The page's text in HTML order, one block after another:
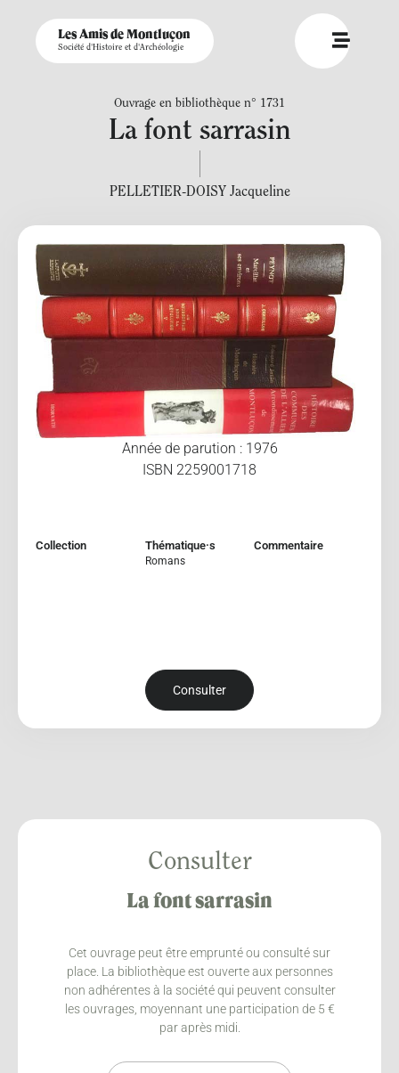
Les Amis de Montluçon
Société d'Histoire et d'Archéologie
Ouvrage en bibliothèque n° 1731
La font sarrasin
PELLETIER-DOISY Jacqueline
Année de parution : 1976
ISBN 2259001718
Collection Thématique·s
Romans
Commentaire
Consulter
Consulter
La font sarrasin
Cet ouvrage peut être emprunté ou consulté sur
place. La bibliothèque est ouverte aux personnes
non adhérentes à la société qui peuvent consulter
les ouvrages, moyennant une participation de 5 €
par après midi.